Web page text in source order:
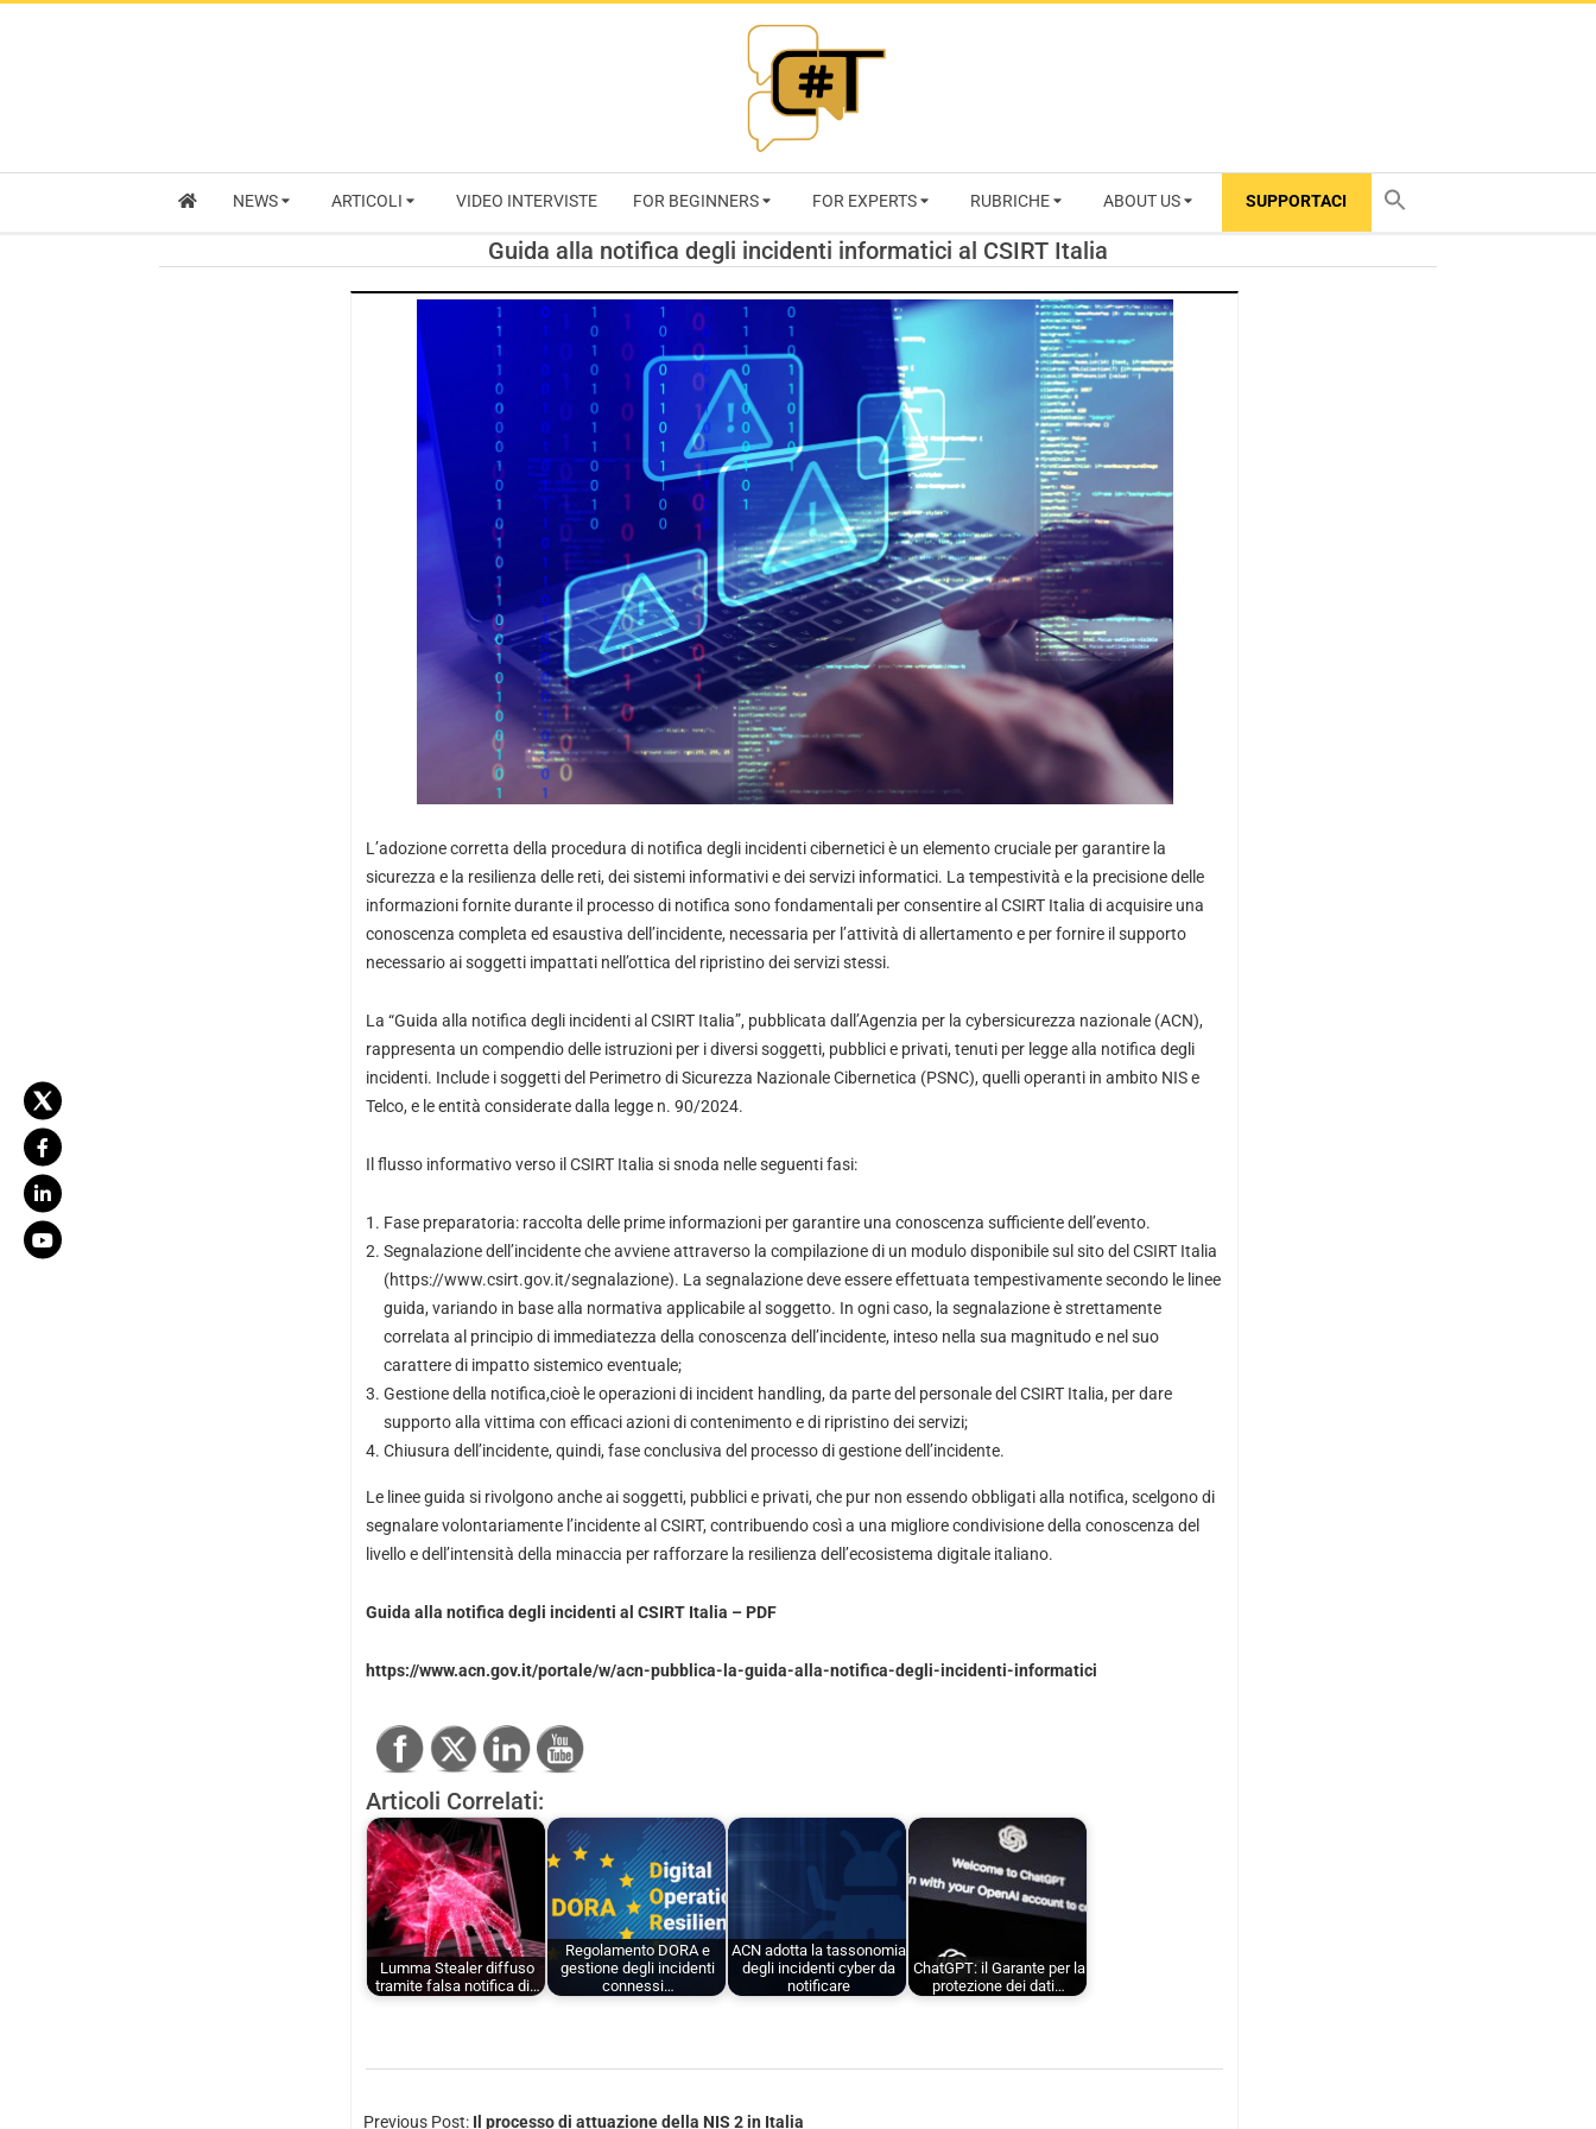
RIVISTA
CYBERSECURITY
TRENDS
NEWS ARTICOLI VIDEO INTERVISTE FOR BEGINNERS FOR EXPERTS RUBRICHE ABOUT US SUPPORTACI
Guida alla notifica degli incidenti informatici al CSIRT Italia
L’adozione corretta della procedura di notifica degli incidenti cibernetici è un elemento cruciale per garantire la
sicurezza e la resilienza delle reti, dei sistemi informativi e dei servizi informatici. La tempestività e la precisione delle
informazioni fornite durante il processo di notifica sono fondamentali per consentire al CSIRT Italia di acquisire una
conoscenza completa ed esaustiva dell’incidente, necessaria per l’attività di allertamento e per fornire il supporto
necessario ai soggetti impattati nell’ottica del ripristino dei servizi stessi.
La “Guida alla notifica degli incidenti al CSIRT Italia”, pubblicata dall’Agenzia per la cybersicurezza nazionale (ACN),
rappresenta un compendio delle istruzioni per i diversi soggetti, pubblici e privati, tenuti per legge alla notifica degli
incidenti. Include i soggetti del Perimetro di Sicurezza Nazionale Cibernetica (PSNC), quelli operanti in ambito NIS e
Telco, e le entità considerate dalla legge n. 90/2024.
Il flusso informativo verso il CSIRT Italia si snoda nelle seguenti fasi:
Fase preparatoria: raccolta delle prime informazioni per garantire una conoscenza sufficiente dell’evento.
Segnalazione dell’incidente che avviene attraverso la compilazione di un modulo disponibile sul sito del CSIRT Italia
(https://www.csirt.gov.it/segnalazione). La segnalazione deve essere effettuata tempestivamente secondo le linee
guida, variando in base alla normativa applicabile al soggetto. In ogni caso, la segnalazione è strettamente
correlata al principio di immediatezza della conoscenza dell’incidente, inteso nella sua magnitudo e nel suo
carattere di impatto sistemico eventuale;
Gestione della notifica,cioè le operazioni di incident handling, da parte del personale del CSIRT Italia, per dare
supporto alla vittima con efficaci azioni di contenimento e di ripristino dei servizi;
Chiusura dell’incidente, quindi, fase conclusiva del processo di gestione dell’incidente.
Le linee guida si rivolgono anche ai soggetti, pubblici e privati, che pur non essendo obbligati alla notifica, scelgono di
segnalare volontariamente l’incidente al CSIRT, contribuendo così a una migliore condivisione della conoscenza del
livello e dell’intensità della minaccia per rafforzare la resilienza dell’ecosistema digitale italiano.
Guida alla notifica degli incidenti al CSIRT Italia – PDF
https://www.acn.gov.it/portale/w/acn-pubblica-la-guida-alla-notifica-degli-incidenti-informatici
Articoli Correlati:
Lumma Stealer diffuso
tramite falsa notifica di…
Regolamento DORA e
gestione degli incidenti
connessi…
ACN adotta la tassonomia
degli incidenti cyber da
notificare
ChatGPT: il Garante per la
protezione dei dati…
Previous Post: Il processo di attuazione della NIS 2 in Italia